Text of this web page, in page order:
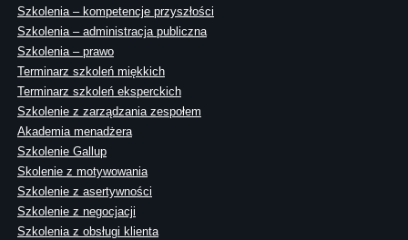
Szkolenia – kompetencje przyszłości
Szkolenia – administracja publiczna
Szkolenia – prawo
Terminarz szkoleń miękkich
Terminarz szkoleń eksperckich
Szkolenie z zarządzania zespołem
Akademia menadżera
Szkolenie Gallup
Skolenie z motywowania
Szkolenie z asertywności
Szkolenie z negocjacji
Szkolenia z obsługi klienta